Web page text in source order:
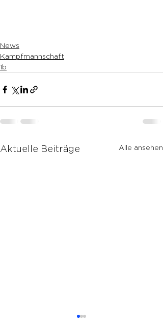
News
Kampfmannschaft
1b
Aktuelle Beiträge Alle ansehen